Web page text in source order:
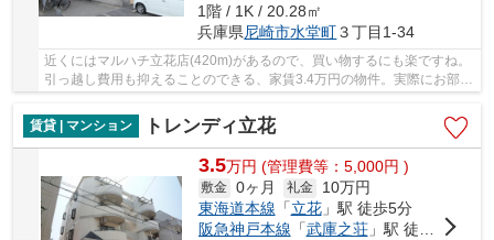
1階 / 1K / 20.28㎡
兵庫県尼崎市水堂町３丁目1-34
近くにはマルハチ立花店(420m)があるので、買い物するにも楽ですね。
引っ越し費用も抑えることのできる、家賃3.4万円の物件。実際にお部屋
が見たい方、こちらはご案内可能です。防犯面...
賃貸 | マンション
トレンディ立花
3.5万円 (管理費等：5,000円 )
敷金 0ヶ月 礼金
10万円
東海道本線 「立花」駅 徒歩5分
阪急神戸本線 「武庫之荘」駅 徒歩21分